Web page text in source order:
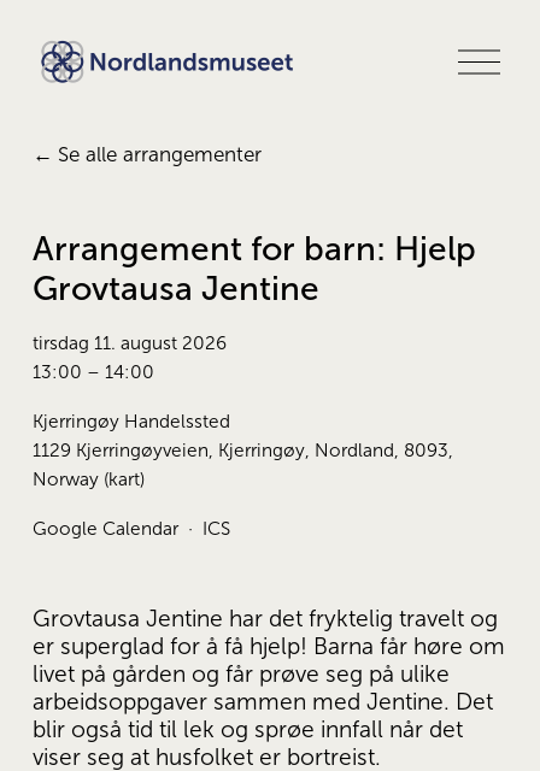
Å
p
Se alle arrangementer
Arrangement for barn: Hjelp
Grovtausa Jentine
tirsdag 11. august 2026
13:00
14:00
Kjerringøy Handelssted
1129 Kjerringøyveien Kjerringøy, Nordland, 8093
Norway (kart)
Google Calendar ICS
Grovtausa Jentine har det fryktelig travelt og
er superglad for å få hjelp! Barna får høre om
livet på gården og får prøve seg på ulike
arbeidsoppgaver sammen med Jentine. Det
blir også tid til lek og sprøe innfall når det
viser seg at husfolket er bortreist.